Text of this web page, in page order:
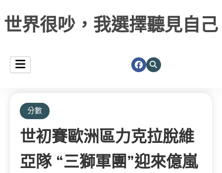
世界很吵，我選擇聽見自己
分數
世初賽歐洲區力克拉脫維
亞隊 “三獅軍團”迎來億嵐